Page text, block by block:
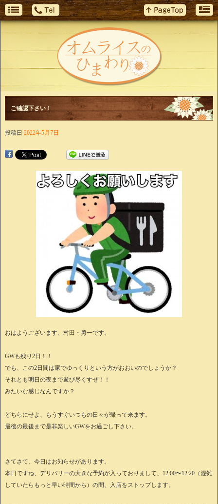
ご確認下さい！
投稿日 2022年5月7日
おはようございます、村田・勇一です。
GWも残り2日！！
でも、この2日間は家でゆっくりという方がおおいのでしょうか？
それとも明日の夜まで遊び尽くすぜ！！
みたいな感じなんですか？
どちらにせよ、もうすぐいつもの日々が帰って来ます。
最後の最後まで是非楽しいGWをお過ごし下さい。
さてさて、今日はお知らせがあります。
本日ですね、デリバリーの大きな予約が入っておりまして、12:00〜12:20（混雑
していたらもっと早い時間から）の間、入店をストップします。